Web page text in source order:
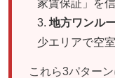
家賃保証」を
地方ワンル
少エリアで空
これら3パター